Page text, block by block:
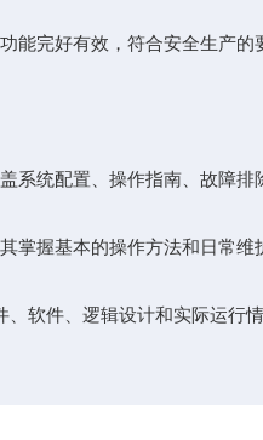
完好有效，符合安全生产的
统配置、操作指南、故障排
握基本的操作方法和日常维
件、逻辑设计和实际运行